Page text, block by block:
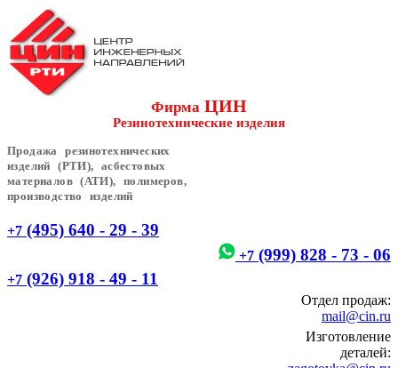
Фирма ЦИН
Резинотехнические изделия
Продажа резинотехнических
изделий (РТИ), асбестовых
материалов (АТИ), полимеров,
производство изделий
+7 (495) 640 - 29 - 39
+7 (999) 828 - 73 - 06
+7 (926) 918 - 49 - 11
Отдел продаж:
mail@cin.ru
Изготовление
деталей: